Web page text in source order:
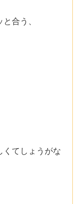
合う、
くてしょうがな